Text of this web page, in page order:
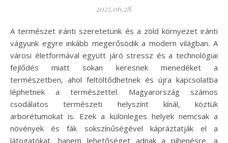
2025.06.28.
A természet iránti szeretetünk és a zöld környezet iránti
vágyunk egyre inkább megerősödik a modern világban. A
városi életformával együtt járó stressz és a technológiai
fejlődés miatt sokan keresnek menedéket a
természetben, ahol feltöltődhetnek és újra kapcsolatba
léphetnek a természettel. Magyarország számos
csodálatos természeti helyszínt kínál, köztük
arborétumokat is. Ezek a különleges helyek nemcsak a
növények és fák sokszínűségével kápráztatják el a
látogatókat, hanem lehetőséget adnak a pihenésre, a